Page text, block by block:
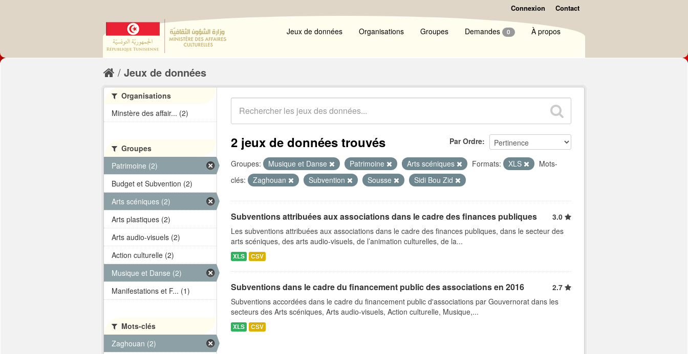
Connexion Contact
Jeux de données Organisations Groupes Demandes 0 À propos
Jeux de données
Par Ordre
2 jeux de données trouvés
Groupes: Musique et Danse Patrimoine Arts scéniques Formats: XLS
Mots-
clés:
Zaghouan Subvention Sousse Sidi Bou Zid
Subventions attribuées aux associations dans le cadre des finances publiques
3.0
Les subventions attribuées aux associations dans le cadre des finances publiques, dans le secteur des
arts scéniques, des arts audio-visuels, de l’animation culturelles, de la...
XLS CSV
Subventions dans le cadre du financement public des associations en 2016
2.7
Subventions accordées dans le cadre du financement public d'associations par Gouvernorat dans les
secteurs des Arts scéniques, Arts audio-visuels, Action culturelle, Musique,...
XLS CSV
Organisations
Minstère des affair... (2)
Groupes
Patrimoine (2)
Budget et Subvention (2)
Arts scéniques (2)
Arts plastiques (2)
Arts audio-visuels (2)
Action culturelle (2)
Musique et Danse (2)
Manifestations et F... (1)
Mots-clés
Zaghouan (2)